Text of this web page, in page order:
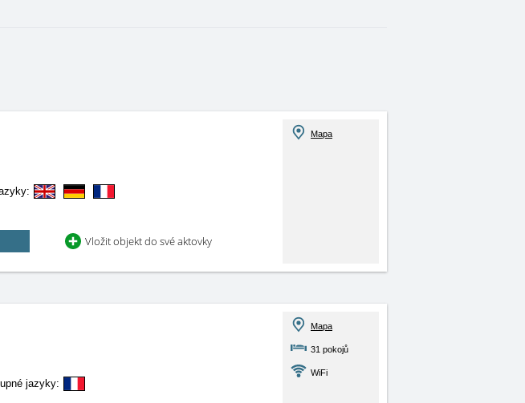
Vložit objekt do své aktovky
Mapa
jazyky:
Mapa
31 pokojů
WiFi